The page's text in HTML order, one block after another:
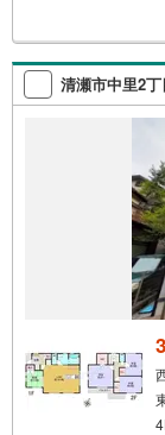
る（無
検
索
条
・
条
清瀬市中里2丁